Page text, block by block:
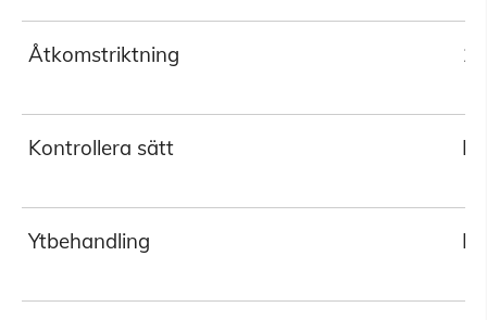
Åtkomstriktning
Kontrollera sätt
Ytbehandling